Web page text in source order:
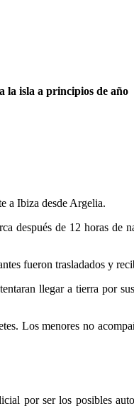
la isla a principios de año
a Ibiza desde Argelia.
después de 12 horas
fueron trasladados y
llegar a tierra por
Los menores no
por ser los posibles